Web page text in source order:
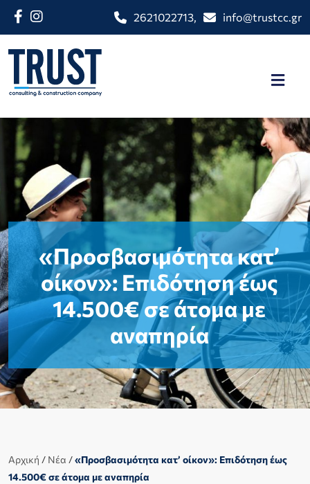
2621022713, info@trustcc.gr
Αρχική / Νέα /«Προσβασιμότητα κατ’ οίκον»: Eπιδότηση έως
14.500€ σε άτομα με αναπηρία
«Προσβασιμότητα κατ’
οίκον»: Eπιδότηση έως
14.500€ σε άτομα με
αναπηρία